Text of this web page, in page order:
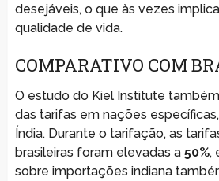
desejáveis, o que às vezes
qualidade de vida.
COMPARATIVO COM
O estudo do Kiel Institute
das tarifas em nações
Índia. Durante o tarifação, as
brasileiras foram elevadas a 50%,
sobre importações indiana